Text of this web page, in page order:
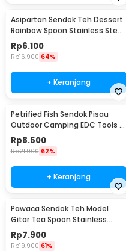
Asipartan Sendok Teh Dessert
Rainbow Spoon Stainless Steel
Bulat - A014
Rp6.100
Rp16.900 64%
+ Keranjang
Petrified Fish Sendok Pisau
Outdoor Camping EDC Tools -
LX709
Rp8.500
Rp21.900 62%
+ Keranjang
Pawaca Sendok Teh Model
Gitar Tea Spoon Stainless
Steel 304 12cm - RR-09
Rp7.900
Rp19.900 61%